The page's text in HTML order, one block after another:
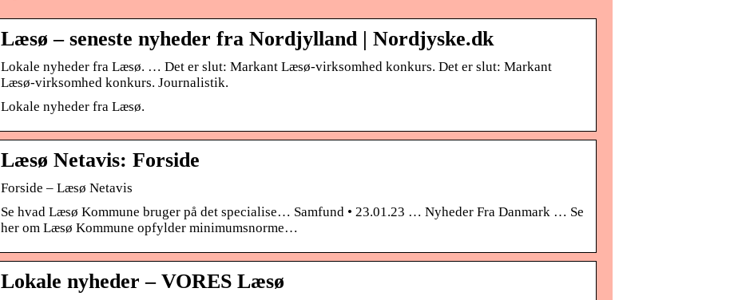
Læsø – seneste nyheder fra Nordjylland | Nordjyske.dk
Lokale nyheder fra Læsø. … Det er slut: Markant Læsø-virksomhed konkurs. Det er slut: Markant
Læsø-virksomhed konkurs. Journalistik.
Lokale nyheder fra Læsø.
Læsø Netavis: Forside
Forside – Læsø Netavis
Se hvad Læsø Kommune bruger på det specialise… Samfund • 23.01.23 … Nyheder Fra Danmark … Se
her om Læsø Kommune opfylder minimumsnorme…
Lokale nyheder – VORES Læsø